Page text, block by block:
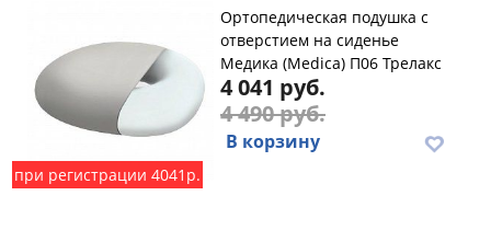
при регистрации 4041р.
Ортопедическая подушка с
отверстием на сиденье
Медика (Medica) П06 Трелакс
4 041 руб.
4 490 руб.
В корзину